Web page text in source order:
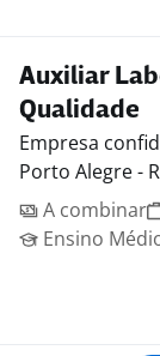
Auxiliar
Qualidade
Empresa
Porto Alegre -
A combinar
Ensino